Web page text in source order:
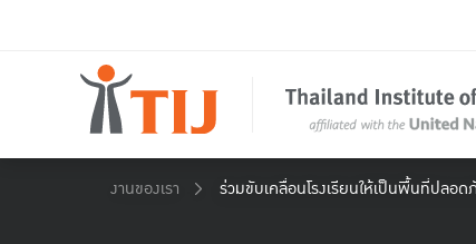
งานของเรา ร่วมขับเคลื่อนโรงเรียนให้เป็นพื้นที่ปลอ